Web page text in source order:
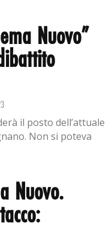
Nuovo”
il posto dell’attuale
Non si poteva
Nuovo.